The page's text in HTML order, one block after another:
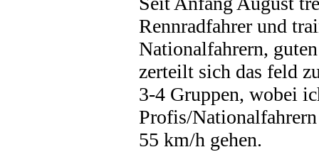
Rennradfahrer und
Nationalfahrern,
zerteilt sich das feld
3-4 Gruppen, wobei
Profis/
55 km/h gehen.